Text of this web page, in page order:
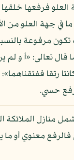
فرفعها
في جهة العلو من
مرفوعة
قال تعالى: «أ و لم
حسي.
منازل الملائكة
فالرفع معنوي أو